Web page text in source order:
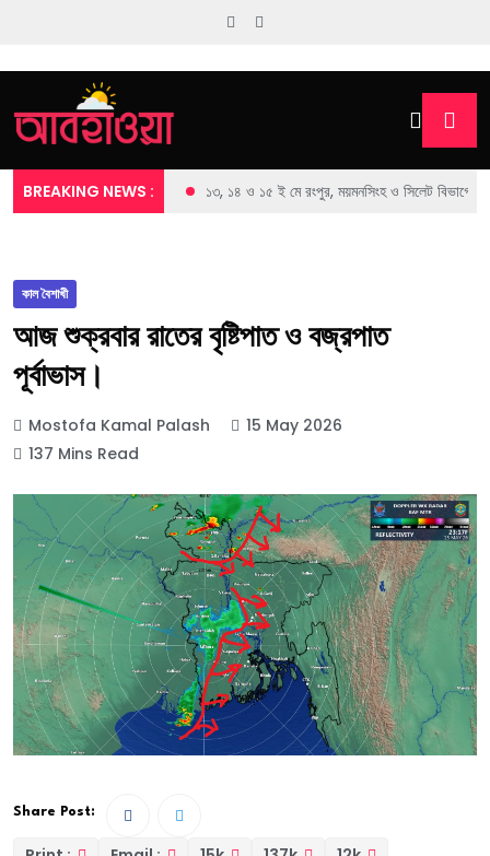
BREAKING NEWS : ১৩, ১৪ ও ১৫ ই মে রংপুর, ময়মনসিংহ ও সিলেট বিভাগের
কাল বৈশাখী
আজ শুক্রবার রাতের বৃষ্টিপাত ও বজ্রপাত
পূর্বাভাস।
Mostofa Kamal Palash
15 May 2026
137 Mins Read
Share Post: